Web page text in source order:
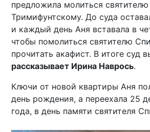
предложила молиться
Тримифунтскому. До суда
и каждый день Аня вставала в
чтобы помолиться святителю
прочитать акафист. В итоге суд
рассказывает Ирина Наврось.
Ключи от новой квартиры Аня
день рождения, а переехала 25
года, в день памяти святителя